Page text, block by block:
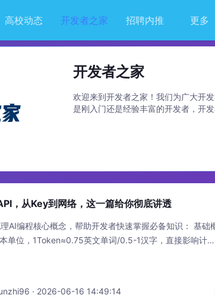
高校动态 开发者之家 招聘内推 更多
开发者之家
欢迎来到开发者之家！我们为广大开
是刚入门还是经验丰富的开发者，开
，从Key到网络，这一篇给你彻底讲透
AI编程核心概念，帮助开发者快速掌握必备知识： 基础
单位，1Token≈0.75英文单词/0.5-1汉字，直接影响计费
· 2026-06-16 14:49:14